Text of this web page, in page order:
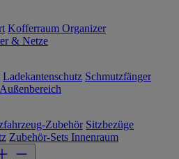
Kofferraum Organizer
& Netze
Ladekantenschutz Schmutzfänger
Zubehör Sitzbezüge
Zubehör-Sets Innenraum